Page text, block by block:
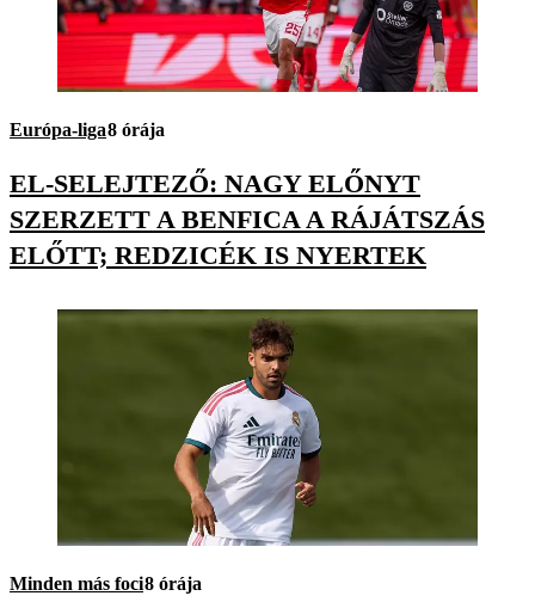
Európa-liga8 órája
EL-SELEJTEZŐ: NAGY ELŐNYT
SZERZETT A BENFICA A RÁJÁTSZÁS
ELŐTT; REDZICÉK IS NYERTEK
Minden más foci8 órája